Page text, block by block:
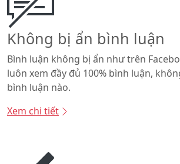
Không bị ẩn bình luận
Bình luận không bị ẩn như trên
luôn xem đầy đủ 100% bình luận,
bình luận nào.
Xem chi tiết